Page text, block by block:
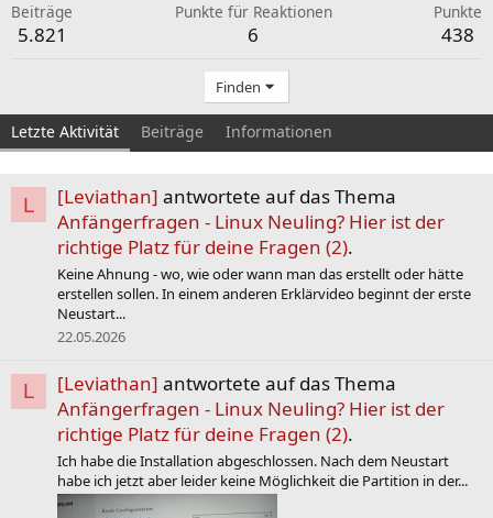
Beiträge
5.821
Punkte für Reaktionen
6
Punkte
438
Finden
Letzte Aktivität Beiträge Informationen
L [Leviathan] antwortete auf das Thema
Anfängerfragen - Linux Neuling? Hier ist der
richtige Platz für deine Fragen (2).
Keine Ahnung - wo, wie oder wann man das erstellt oder hätte
erstellen sollen. In einem anderen Erklärvideo beginnt der erste
Neustart...
22.05.2026
L [Leviathan] antwortete auf das Thema
Anfängerfragen - Linux Neuling? Hier ist der
richtige Platz für deine Fragen (2).
Ich habe die Installation abgeschlossen. Nach dem Neustart
habe ich jetzt aber leider keine Möglichkeit die Partition in der...